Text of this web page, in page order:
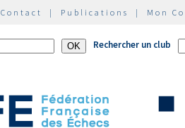
Contact | Publications | Mon
Rechercher un club